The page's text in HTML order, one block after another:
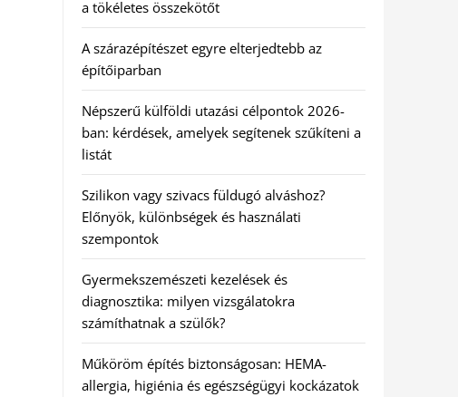
a tökéletes összekötőt
A szárazépítészet egyre elterjedtebb az
építőiparban
Népszerű külföldi utazási célpontok 2026-
ban: kérdések, amelyek segítenek szűkíteni a
listát
Szilikon vagy szivacs füldugó alváshoz?
Előnyök, különbségek és használati
szempontok
Gyermekszemészeti kezelések és
diagnosztika: milyen vizsgálatokra
számíthatnak a szülők?
Műköröm építés biztonságosan: HEMA-
allergia, higiénia és egészségügyi kockázatok